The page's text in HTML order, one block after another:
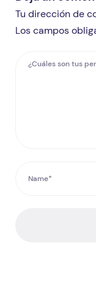
Tu dirección de
Los campos